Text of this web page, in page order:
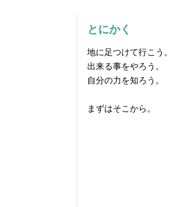
とにかく
地に足つけて行こう。
出来る事をやろう。
自分の力を知ろう。
まずはそこから。